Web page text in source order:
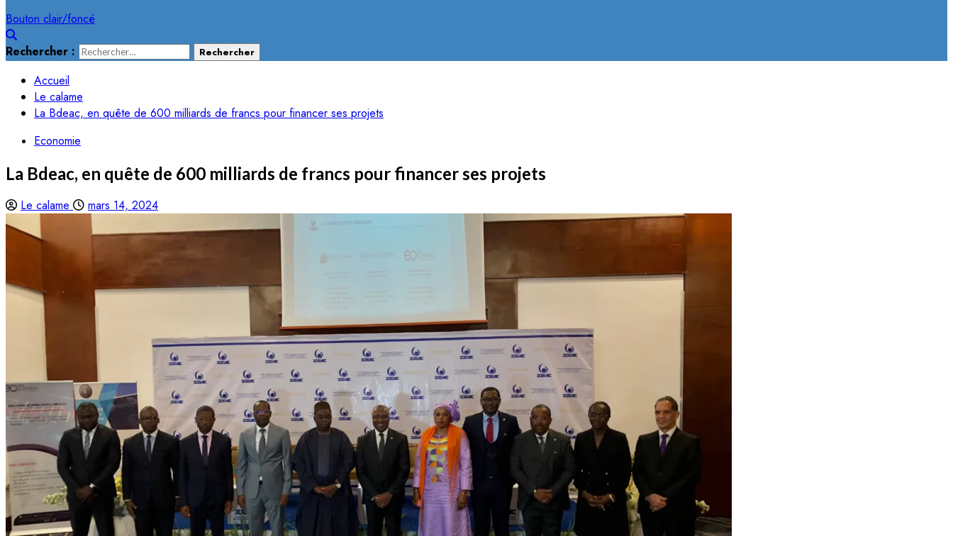
Bouton clair/foncé
Rechercher :
Accueil
Le calame
La Bdeac, en quête de 600 milliards de francs pour financer ses projets
Economie
La Bdeac, en quête de 600 milliards de francs pour financer ses projets
Le calame mars 14, 2024